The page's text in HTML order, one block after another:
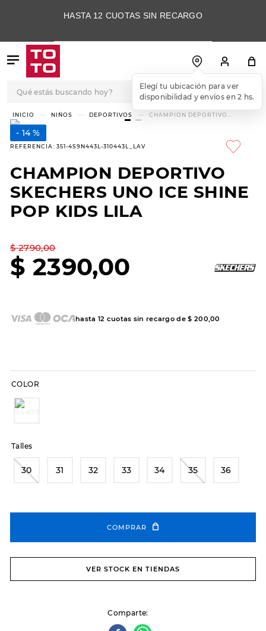
HASTA 12 CUOTAS SIN RECARGO
Elegí tu ubicación para ver
disponibilidad y envíos en 2 hs.
NIÑOS DEPORTIVOS
CHAMPION DEPORTIVO
14 %
REFERENCIA: 351-4S9N443L-310443L_LAV
CHAMPION DEPORTIVO
SKECHERS UNO ICE SHINE
POP KIDS LILA
$ 2790,00
$ 2390,00
hasta 12 cuotas sin recargo de$ 200 ,00
COLOR
Talles
30 31 32 33 34 35 36
COMPRAR
VER STOCK EN TIENDAS
Comparte
TÉRMINOS MÁS
BUSCADOS
1.
3.
skechers slip-ins
4